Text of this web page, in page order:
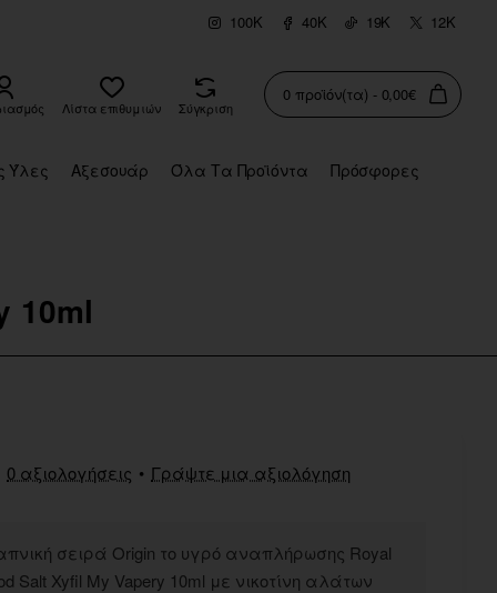
100K 40K 19K 12K
Λίστα επιθυμιών Σύγκριση
0 προϊόν(τα) - 0,00€
Ύλες Αξεσουάρ Όλα Τα Προϊόντα Πρόσφορες
10ml
σειρά Origin το υγρό αναπλήρωσης Royal
Salt Xyfil My Vapery 10ml με νικοτίνη αλάτων
0 αξιολογήσεις • Γράψτε μια αξιολόγηση